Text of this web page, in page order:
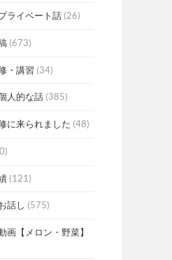
ライベート話 (26)
(673)
・講習 (34)
人的な話 (385)
に来られました (48)
(121)
話し (575)
画【メロン・野菜】